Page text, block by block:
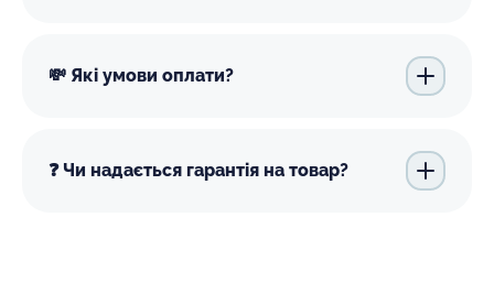
💸 Які умови оплати?
❓ Чи надається гарантія на товар?